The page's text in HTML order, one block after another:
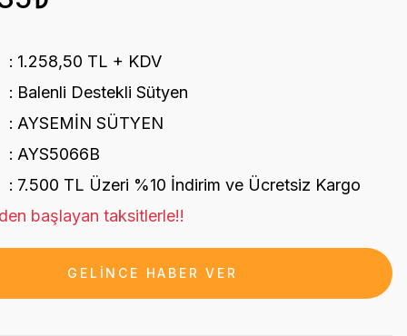
1.258,50 TL + KDV
Balenli Destekli Sütyen
AYSEMİN SÜTYEN
AYS5066B
7.500 TL Üzeri %10 İndirim ve Ücretsiz Kargo
başlayan taksitlerle!!
GELİNCE HABER VER